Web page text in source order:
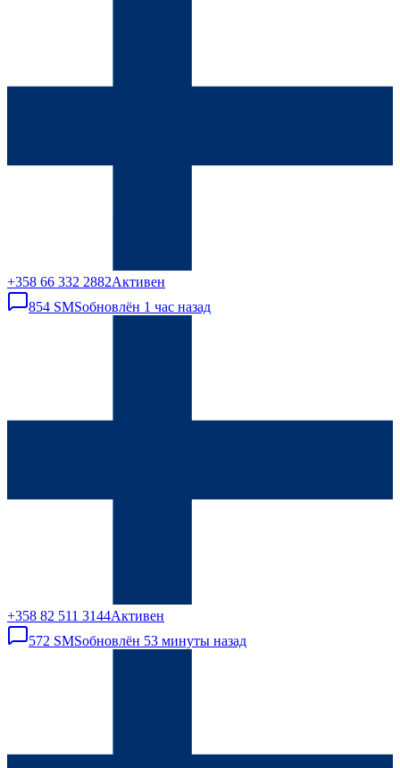
+358 66 332 2882Активен
854 SMSобновлён 1 час назад
+358 82 511 3144Активен
572 SMSобновлён 53 минуты назад